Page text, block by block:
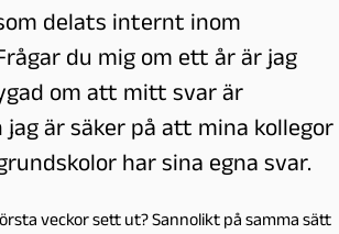
delats internt inom
du mig om ett år är jag
om att mitt svar är
jag är säker på att mina kollegor
har sina egna svar.
veckor sett ut? Sannolikt på samma sätt